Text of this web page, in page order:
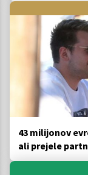
43 milijonov
ali prejele